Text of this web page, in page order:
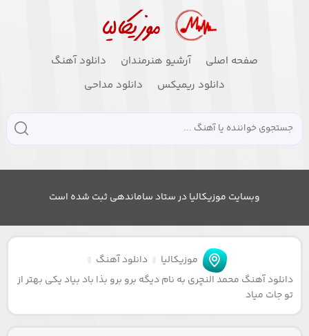
صفحه اصلی آرشیو هنرمندان
دانلود آهنگ
دانلود ریمیکس
دانلود مداحی
وبسایت موزیکالیا در ستاد ساماندهی ثبت شده است
موزیکالیا
دانلود آهنگ
دانلود آهنگ محمد النچری به نام دیگه برو برو بذا باد بیاد یکی بهتر از
تو جات میاد